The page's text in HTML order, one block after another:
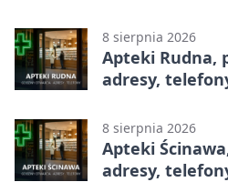
8 sierpnia 2026
Apteki Rudna,
adresy,
8 sierpnia 2026
Apteki
adresy,